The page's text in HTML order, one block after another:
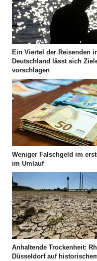
Ein Viertel der Reisenden
Deutschland lässt sich
vorschlagen
Weniger Falschgeld im
im Umlauf
Anhaltende Trockenheit:
Düsseldorf auf